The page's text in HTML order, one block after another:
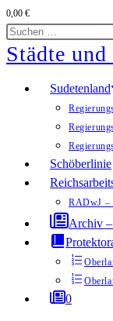
0,00 €
Diese
Website
durchsuchen
Städte
Sudetenland
Schöberlinie
RADwJ –
Archiv
0